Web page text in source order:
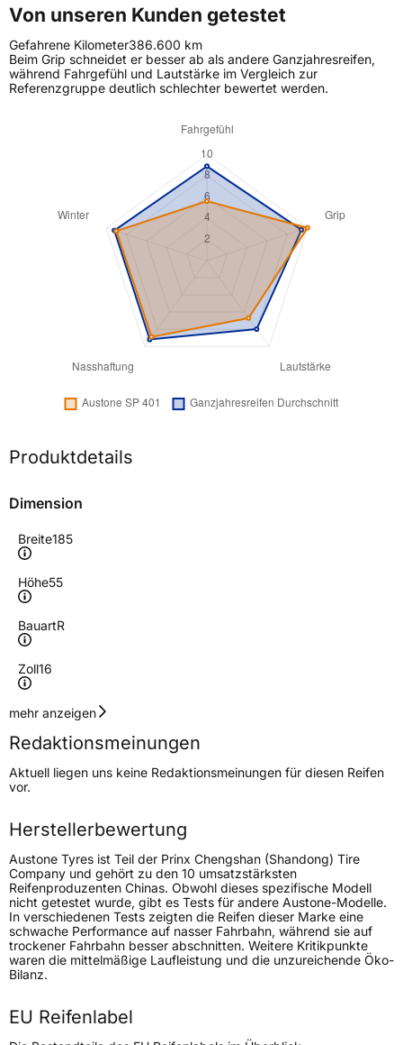
Von unseren Kunden getestet
Gefahrene Kilometer386.600 km
Beim Grip schneidet er besser ab als andere Ganzjahresreifen,
während Fahrgefühl und Lautstärke im Vergleich zur
Referenzgruppe deutlich schlechter bewertet werden.
Produktdetails
Dimension
Breite185
Höhe55
BauartR
Zoll16
Geschwindigkeitsindex
Höchstgeschwindigkeit
240 km/h
Lastindex87
Höchstlast545 kg
Generelle Merkmale
FahrzeugtypPKW
VerwendungGanzjahresreifen
ModellnameSP 401
Fahrzeugart
mehr anzeigen
Redaktionsmeinungen
Aktuell liegen uns keine Redaktionsmeinungen für diesen Reifen
vor.
Herstellerbewertung
Austone Tyres ist Teil der Prinx Chengshan (Shandong) Tire
Company und gehört zu den 10 umsatzstärksten
Reifenproduzenten Chinas. Obwohl dieses spezifische Modell
nicht getestet wurde, gibt es Tests für andere Austone-Modelle.
In verschiedenen Tests zeigten die Reifen dieser Marke eine
schwache Performance auf nasser Fahrbahn, während sie auf
trockener Fahrbahn besser abschnitten. Weitere Kritikpunkte
waren die mittelmäßige Laufleistung und die unzureichende Öko-
Bilanz.
EU Reifenlabel